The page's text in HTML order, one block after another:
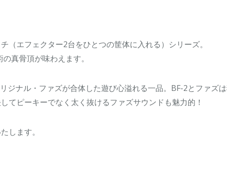
（エフェクター2台をひとつの筐体に入れる）シリーズ。
真骨頂が味わえます。
ジナル・ファズが合体した遊び心溢れる一品。BF-2とファズ
てピーキーでなく太く抜けるファズサウンドも魅力的！
します。